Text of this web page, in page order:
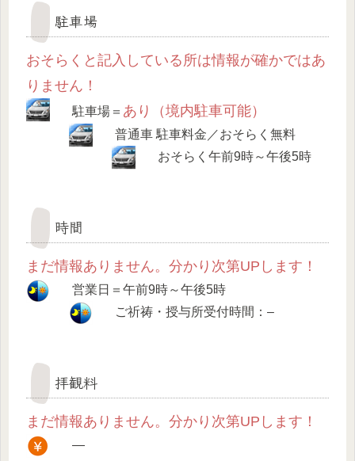
駐車場
おそらくと記入している所は情報が確かではあ
りません！
駐車場＝ あり（境内駐車可能）
普通車 駐車料金／おそらく無料
おそらく午前9時～午後5時
時間
まだ情報ありません。分かり次第UPします！
営業日＝午前9時～午後5時
ご祈祷・授与所受付時間：–
拝観料
まだ情報ありません。分かり次第UPします！
—